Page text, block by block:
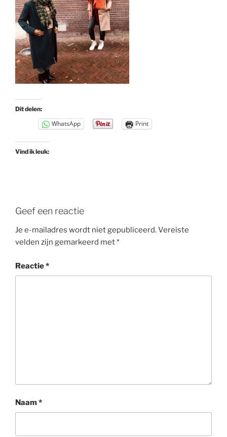
Dit delen:
WhatsApp Print
Vind ik leuk:
Geef een reactie
Je e-mailadres wordt niet gepubliceerd.Vereiste
velden zijn gemarkeerd met*
Reactie*
Naam*